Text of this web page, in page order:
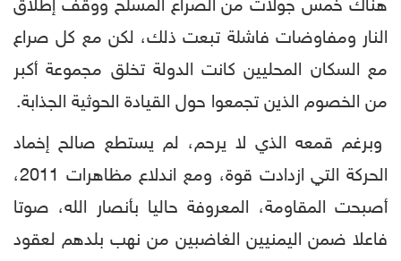
هناك خمس جولات من الصراع المسلح ووقف إطلاق
النار ومفاوضات فاشلة تبعت ذلك، لكن مع كل صراع
مع السكان المحليين كانت الدولة تخلق مجموعة أكبر
من الخصوم الذين تجمعوا حول القيادة الحوثية الجذابة.
وبرغم قمعه الذي لا يرحم، لم يستطع صالح إخماد
الحركة التي ازدادت قوة، ومع اندلاع مظاهرات 2011،
أصبحت المقاومة، المعروفة حاليا بأنصار الله، صوتا
فاعلا ضمن اليمنيين الغاضبين من نهب بلدهم لعقود